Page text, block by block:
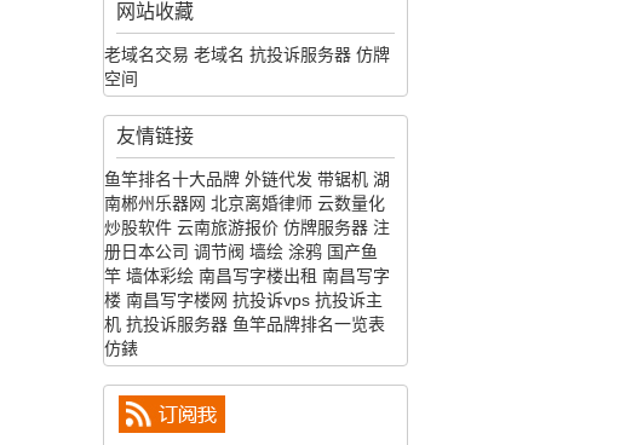
网站收藏
老域名交易 老域名 抗投诉服务器 仿牌
空间
友情链接
鱼竿排名十大品牌 外链代发 带锯机 湖
南郴州乐器网 北京离婚律师 云数量化
炒股软件 云南旅游报价 仿牌服务器 注
册日本公司 调节阀 墙绘 涂鸦 国产鱼
竿 墙体彩绘 南昌写字楼出租 南昌写字
楼 南昌写字楼网 抗投诉vps 抗投诉主
机 抗投诉服务器 鱼竿品牌排名一览表
仿錶